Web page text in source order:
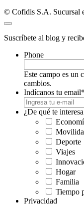
© Cofidis S.A. Sucursal
Suscríbete al blog y
Phone
Este campo es un
cambios.
Indícanos tu email*
¿De qué te
Deporte
Viajes
Hogar
Familia
Tiempo
Privacidad